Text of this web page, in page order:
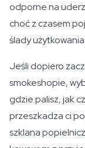
odporne na
choć z czasem
ślady
Jeśli dopiero
smokeshopie,
gdzie palisz, jak
przeszkadza ci
szklana